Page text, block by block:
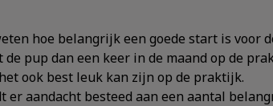
hoe belangrijk een goede start is
pup dan een keer in de maand op de
ook best leuk kan zijn op de praktijk.
er aandacht besteed aan een aantal